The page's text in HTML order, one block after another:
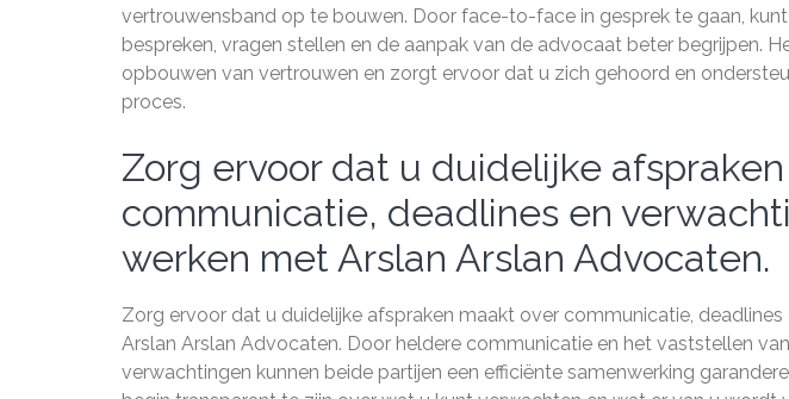
vertrouwensband op te bouwen. Door face-to-face in gesprek te gaan,
bespreken, vragen stellen en de aanpak van de advocaat beter begrijpen.
opbouwen van vertrouwen en zorgt ervoor dat u zich gehoord en
proces.
Zorg ervoor dat u duidelijke
communicatie, deadlines en
werken met Arslan Arslan Advocaten.
Zorg ervoor dat u duidelijke afspraken maakt over communicatie,
Arslan Arslan Advocaten. Door heldere communicatie en het vaststellen
verwachtingen kunnen beide partijen een efficiënte samenwerking